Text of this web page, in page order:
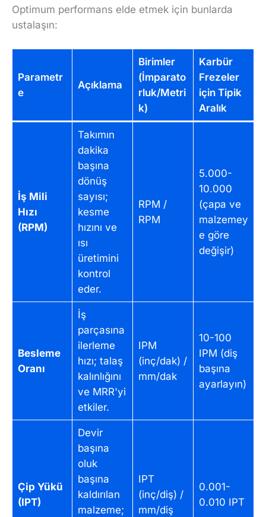
Optimum performans elde etmek için bunlarda
ustalaşın:
Parametr
e
Açıklama
Birimler
(İmparato
rluk/Metri
k)
Karbür
Frezeler
için Tipik
Aralık
İş Mili
Hızı
(RPM)
Takımın
dakika
başına
dönüş
sayısı;
kesme
hızını ve
ısı
üretimini
kontrol
eder.
RPM /
RPM
5.000-
10.000
(çapa ve
malzemey
e göre
değişir)
Besleme
Oranı
İş
parçasına
ilerleme
hızı; talaş
kalınlığını
ve MRR'yi
etkiler.
IPM
(inç/dak) /
mm/dak
10-100
IPM (diş
başına
ayarlayın)
Çip Yükü
(IPT)
Devir
başına
oluk
başına
kaldırılan
malzeme;
IPT
(inç/diş) /
mm/diş
0.001-
0.010 IPT